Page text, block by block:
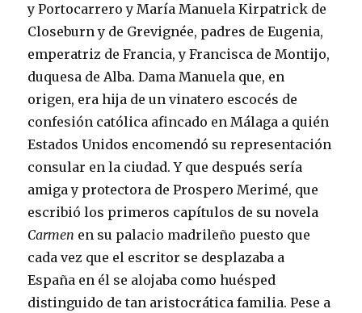
y Portocarrero y María Manuela Kirpatrick de
Closeburn y de Grevignée, padres de Eugenia,
emperatriz de Francia, y Francisca de Montijo,
duquesa de Alba. Dama Manuela que, en
origen, era hija de un vinatero escocés de
confesión católica afincado en Málaga a quién
Estados Unidos encomendó su representación
consular en la ciudad. Y que después sería
amiga y protectora de Prospero Merimé, que
escribió los primeros capítulos de su novela
Carmen en su palacio madrileño puesto que
cada vez que el escritor se desplazaba a
España en él se alojaba como huésped
distinguido de tan aristocrática familia.Pese a